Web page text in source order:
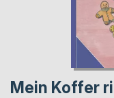
Mein Koffer